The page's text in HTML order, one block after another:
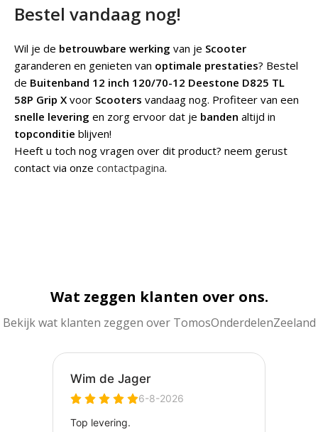
Bestel vandaag nog!
Wil je de betrouwbare werking van je Scooter
garanderen en genieten van optimale prestaties? Bestel
de Buitenband 12 inch 120/70-12 Deestone D825 TL
58P Grip X voor Scooters vandaag nog. Profiteer van een
snelle levering en zorg ervoor dat je banden altijd in
topconditie blijven!
Heeft u toch nog vragen over dit product? neem gerust
contact via onze contactpagina.
Wat zeggen klanten over ons.
Bekijk wat klanten zeggen over TomosOnderdelenZeeland